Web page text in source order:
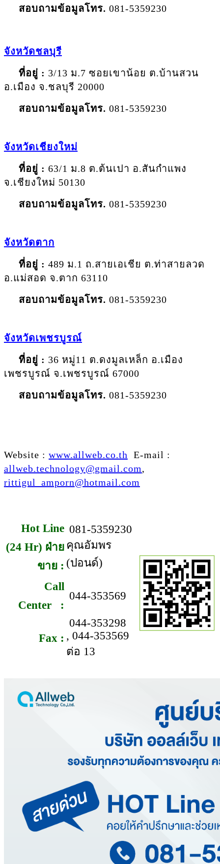
สอบถามข้อมูลโทร. 081-5359230
จังหวัดชลบุรี
ที่อยู่ : 3/13 ม.7 ซอยเขาน้อย ต.บ้านสวน
อ.เมือง จ.ชลบุรี 20000
สอบถามข้อมูลโทร. 081-5359230
จังหวัดเชียงใหม่
ที่อยู่ : 63/1 ม.8 ต.ต้นเปา อ.สันกำแพง
จ.เชียงใหม่ 50130
สอบถามข้อมูลโทร. 081-5359230
จังหวัดตาก
ที่อยู่ : 489 ม.1 ถ.สายเอเชีย ต.ท่าสายลวด
อ.แม่สอด จ.ตาก 63110
สอบถามข้อมูลโทร. 081-5359230
จังหวัดเพชรบูรณ์
ที่อยู่ : 36 หมู่11 ต.ดงมูลเหล็ก อ.เมือง
เพชรบูรณ์ จ.เพชรบูรณ์ 67000
สอบถามข้อมูลโทร. 081-5359230
Website : www.allweb.co.th E-mail :
allweb.technology@gmail.com,
rittigul_amporn@hotmail.com
Hot Line
(24 Hr) ฝ่าย
ขาย :
081-5359230
คุณอัมพร
(ปอนด์)
Call
Center :
044-353569
Fax :
044-353298
, 044-353569
ต่อ 13